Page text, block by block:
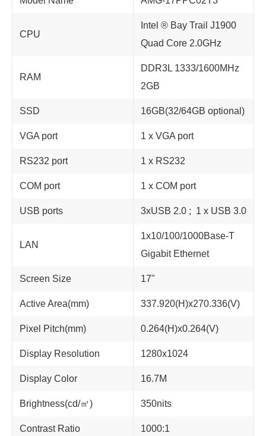
CPU
Intel ® Bay Trail J1900
Quad Core 2.0GHz
RAM
DDR3L 1333/1600MHz
2GB
SSD 16GB(32/64GB optional)
VGA port 1 x VGA port
RS232 port 1 x RS232
COM port 1 x COM port
USB ports 3xUSB 2.0 ; 1 x USB 3.0
LAN
1x10/100/1000Base-T
Gigabit Ethernet
Screen Size 17"
Active Area(mm) 337.920(H)x270.336(V)
Pixel Pitch(mm) 0.264(H)x0.264(V)
Display Resolution 1280x1024
Display Color 16.7M
Brightness(cd/㎡) 350nits
Contrast Ratio 1000:1